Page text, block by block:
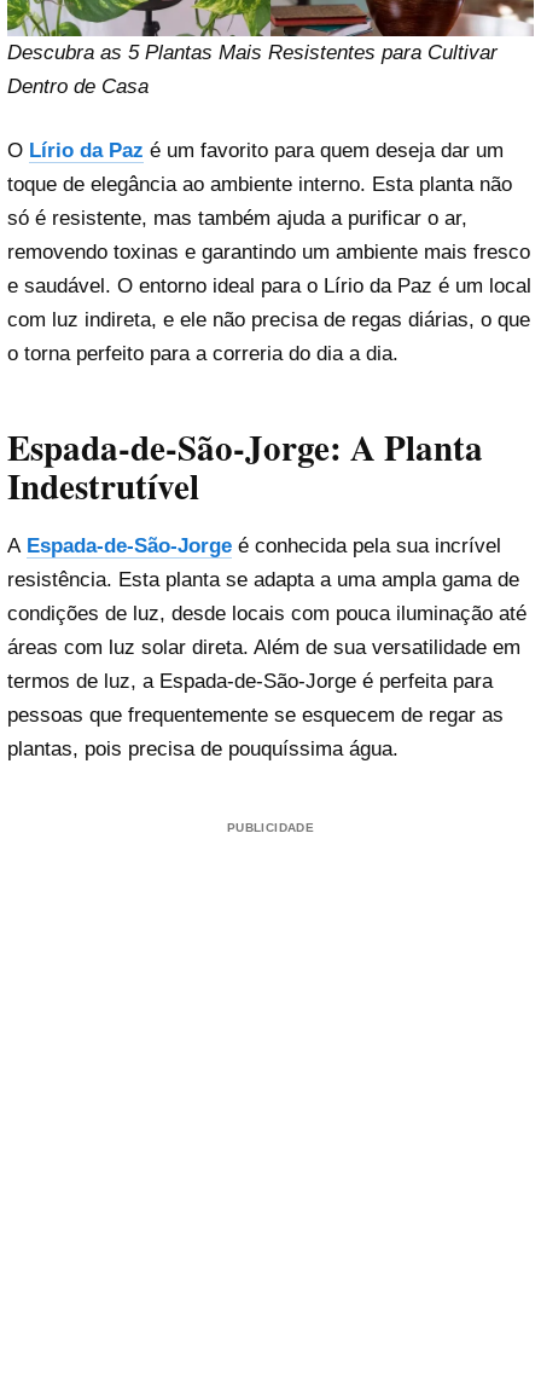
Descubra as 5 Plantas Mais Resistentes para Cultivar
Dentro de Casa
O Lírio da Paz é um favorito para quem deseja dar um
toque de elegância ao ambiente interno. Esta planta não
só é resistente, mas também ajuda a purificar o ar,
removendo toxinas e garantindo um ambiente mais fresco
e saudável. O entorno ideal para o Lírio da Paz é um local
com luz indireta, e ele não precisa de regas diárias, o que
o torna perfeito para a correria do dia a dia.
Espada-de-São-Jorge: A Planta
Indestrutível
A Espada-de-São-Jorge é conhecida pela sua incrível
resistência. Esta planta se adapta a uma ampla gama de
condições de luz, desde locais com pouca iluminação até
áreas com luz solar direta. Além de sua versatilidade em
termos de luz, a Espada-de-São-Jorge é perfeita para
pessoas que frequentemente se esquecem de regar as
plantas, pois precisa de pouquíssima água.
PUBLICIDADE